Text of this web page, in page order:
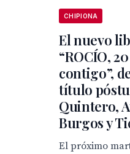
CHIPIONA
El nuevo
“ROCÍO,
contigo”,
título
Quintero,
Burgos y
El próximo